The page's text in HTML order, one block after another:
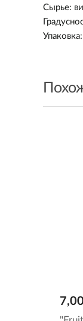
Сырье: